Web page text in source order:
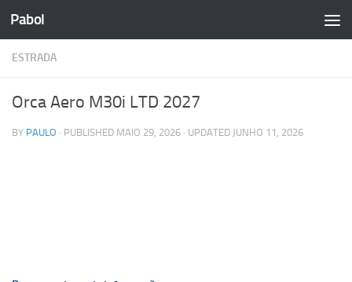
Skip to content
Pabol
ESTRADA
Orca Aero M30i LTD 2027
BY PAULO · PUBLISHED MAIO 29, 2026 · UPDATED JUNHO 11, 2026